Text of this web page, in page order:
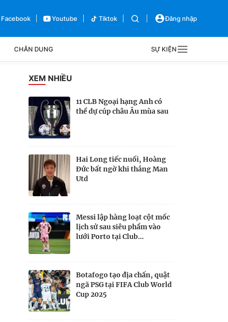
Facebook Youtube Tiktok Đăng nhập
CHÂN DUNG SỰ KIỆN
Bên lề
XEM NHIỀU
11 CLB Ngoại hạng Anh có
thể dự cúp châu Âu mùa sau
Hai Long tiếc nuối, Hoàng
Đức bất ngờ khi thắng Man
Utd
Messi lập hàng loạt cột mốc
lịch sử sau siêu phẩm vào
lưới Porto tại Club...
Botafogo tạo địa chấn, quật
ngã PSG tại FIFA Club World
Cup 2025